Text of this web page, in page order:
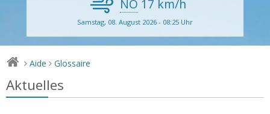
NO 17 km/h
Samstag, 08. August 2026 - 08:25 Uhr
> Aide > Glossaire
Aktuelles